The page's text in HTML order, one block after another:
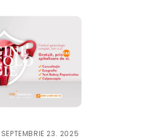
SEPTEMBRIE 23. 2025